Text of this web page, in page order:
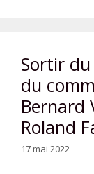
Sortir
du
Bernard
Roland
17 mai 2022